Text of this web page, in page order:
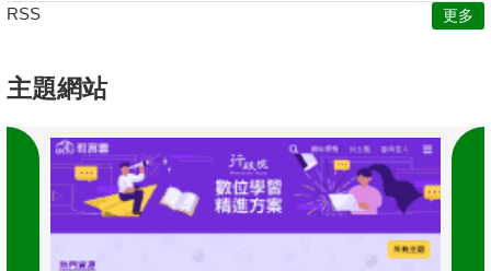
RSS 更多
主題網站